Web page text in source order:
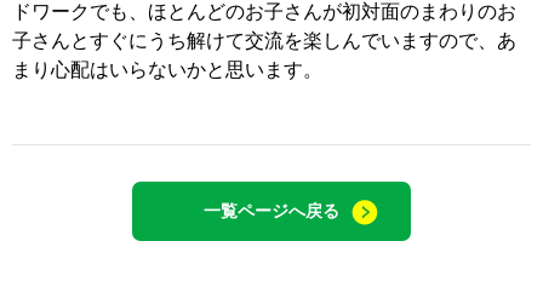
ドワークでも、ほとんどのお子さんが初対面のまわりのお
子さんとすぐにうち解けて交流を楽しんでいますので、あ
まり心配はいらないかと思います。
一覧ページへ戻る